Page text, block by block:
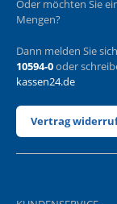
Oder möchten Sie
Mengen?
Dann melden Sie
10594-0oder
kassen24.de
Vertrag